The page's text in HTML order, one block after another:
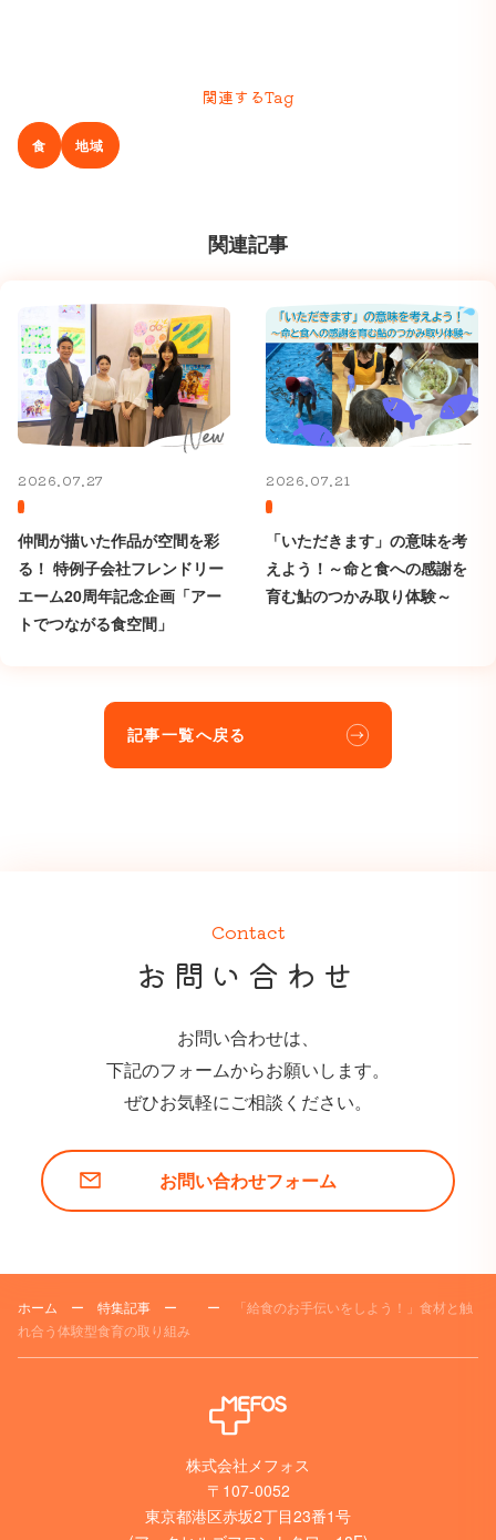
関連するTag
食 地域
関連記事
2026.07.27
仲間が描いた作品が空間を彩
る！ 特例子会社フレンドリー
エーム20周年記念企画「アー
トでつながる食空間」
2026.07.21
「いただきます」の意味を考
えよう！～命と食への感謝を
育む鮎のつかみ取り体験～
記事一覧へ戻る
Contact
お問い合わせ
お問い合わせは、
下記のフォームからお願いします。
ぜひお気軽にご相談ください。
お問い合わせフォーム
ホーム ー 特集記事 ー ー
「給食のお手伝いをしよう！」食材と触
れ合う体験型食育の取り組み
株式会社メフォス
〒107-0052
東京都港区赤坂2丁目23番1号